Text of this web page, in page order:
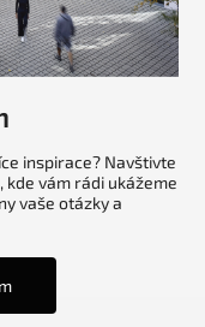
inspirace? Navštivte
kde vám rádi ukážeme
vaše otázky a